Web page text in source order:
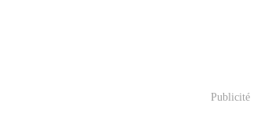
Publicité